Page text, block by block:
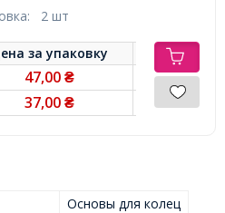
2 шт
заупаковку
47,00₴
37,00₴
Основы для колец